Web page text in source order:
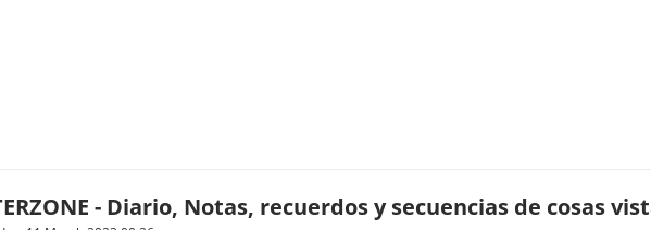
- Diario, Notas, recuerdos y secuencias de cosas